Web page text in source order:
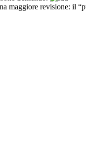
maggiore revisione: